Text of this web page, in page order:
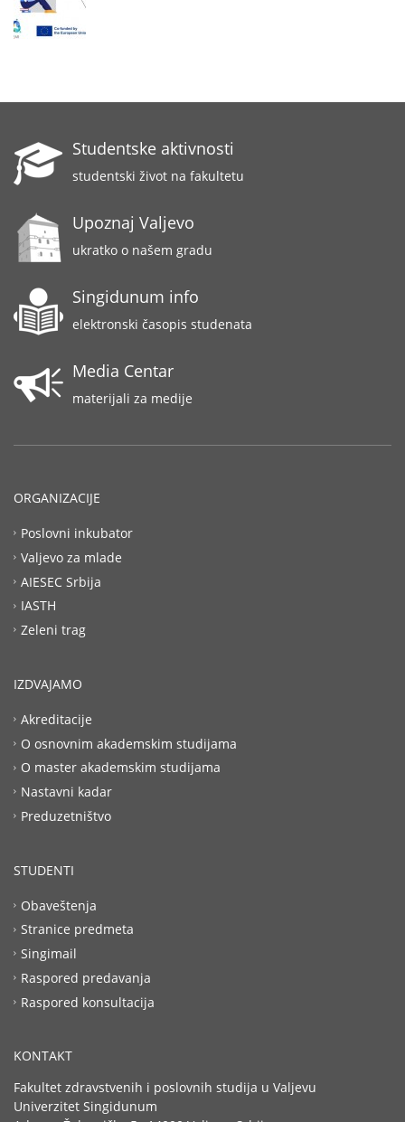
Studentske aktivnosti
studentski život na fakultetu
Upoznaj Valjevo
ukratko o našem gradu
Singidunum info
elektronski časopis studenata
Media Centar
materijali za medije
ORGANIZACIJE
Poslovni inkubator
Valjevo za mlade
AIESEC Srbija
IASTH
Zeleni trag
IZDVAJAMO
Akreditacije
O osnovnim akademskim studijama
O master akademskim studijama
Nastavni kadar
Preduzetništvo
STUDENTI
Obaveštenja
Stranice predmeta
Singimail
Raspored predavanja
Raspored konsultacija
KONTAKT
Fakultet zdravstvenih i poslovnih studija u Valjevu
Univerzitet Singidunum